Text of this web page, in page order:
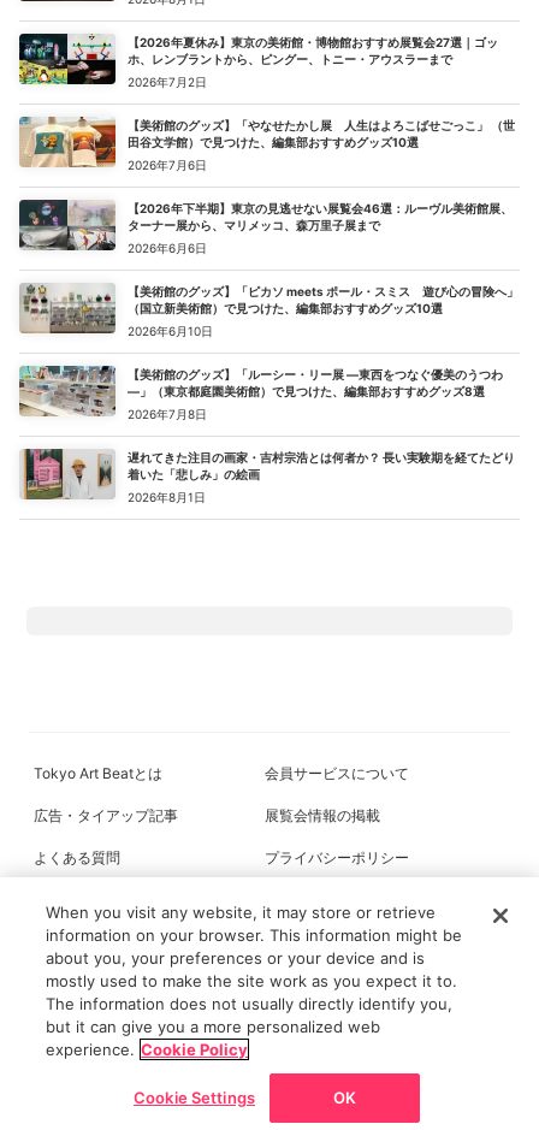
【2026年夏休み】東京の美術館・博物館おすすめ展覧会27選｜ゴッ
ホ、レンブラントから、ピングー、トニー・アウスラーまで
2026年7月2日
【美術館のグッズ】「やなせたかし展 人生はよろこばせごっこ」 （世
田谷文学館）で見つけた、編集部おすすめグッズ10選
2026年7月6日
【2026年下半期】東京の見逃せない展覧会46選：ルーヴル美術館展、
ターナー展から、マリメッコ、森万里子展まで
2026年6月6日
【美術館のグッズ】「ピカソ meets ポール・スミス 遊び心の冒険へ」
（国立新美術館）で見つけた、編集部おすすめグッズ10選
2026年6月10日
【美術館のグッズ】「ルーシー・リー展 ―東西をつなぐ優美のうつわ
―」（東京都庭園美術館）で見つけた、編集部おすすめグッズ8選
2026年7月8日
遅れてきた注目の画家・吉村宗浩とは何者か？ 長い実験期を経てたどり
着いた「悲しみ」の絵画
2026年8月1日
Tokyo Art Beatとは 会員サービスについて
広告・タイアップ記事 展覧会情報の掲載
よくある質問 プライバシーポリシー
All content on this site is © its respective owner(s). Tokyo Art Beat (2004-
2026).
When you visit any website, it may store or retrieve
information on your browser. This information might be
about you, your preferences or your device and is
mostly used to make the site work as you expect it to.
The information does not usually directly identify you,
but it can give you a more personalized web
experience. Cookie Policy
Cookie Settings OK